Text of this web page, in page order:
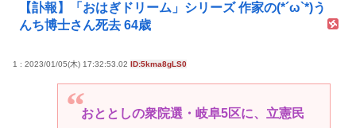
【訃報】「おはぎドリーム」シリーズ 作家の(*´ω`*)う
んち博士さん死去 64歳
1 : 2023/01/05(木) 17:32:53.02 ID:5kma8gLS0
おととしの衆院選・岐阜5区に、立憲民